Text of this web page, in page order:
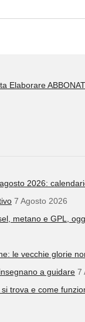
2026:
7 Agosto 2026
metano e GPL,
le vecchie glorie
a guidare 7
trova e come